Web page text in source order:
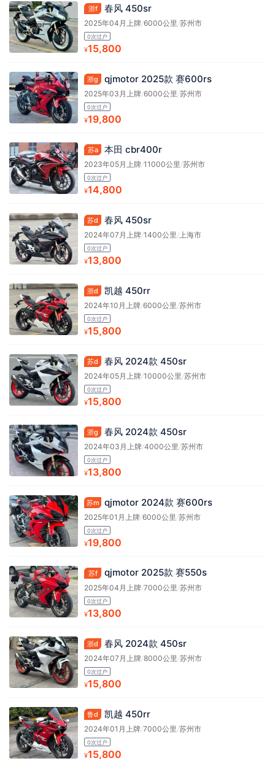
浙f 春风 450sr
2025年04月上牌/6000公里/苏州市
0次过户
¥15,800
浙g qjmotor 2025款 赛600rs
2025年03月上牌/6000公里/苏州市
0次过户
¥19,800
苏a 本田 cbr400r
2023年05月上牌/11000公里/苏州市
0次过户
¥14,800
苏d 春风 450sr
2024年07月上牌/1400公里/上海市
0次过户
¥13,800
浙d 凯越 450rr
2024年10月上牌/6000公里/苏州市
0次过户
¥15,800
苏d 春风 2024款 450sr
2024年05月上牌/10000公里 /苏州市
0次过户
¥15,800
浙g 春风 2024款 450sr
2024年03月上牌/4000公里 /苏州市
0次过户
¥13,800
苏m qjmotor 2024款 赛600rs
2025年01月上牌/6000公里 /苏州市
0次过户
¥19,800
苏f qjmotor 2025款 赛550s
2025年04月上牌/7000公里 /苏州市
0次过户
¥13,800
浙d 春风 2024款 450sr
2024年07月上牌/8000公里 /苏州市
0次过户
¥15,800
鲁d 凯越 450rr
2024年01月上牌/7000公里 /苏州市
0次过户
¥15,800